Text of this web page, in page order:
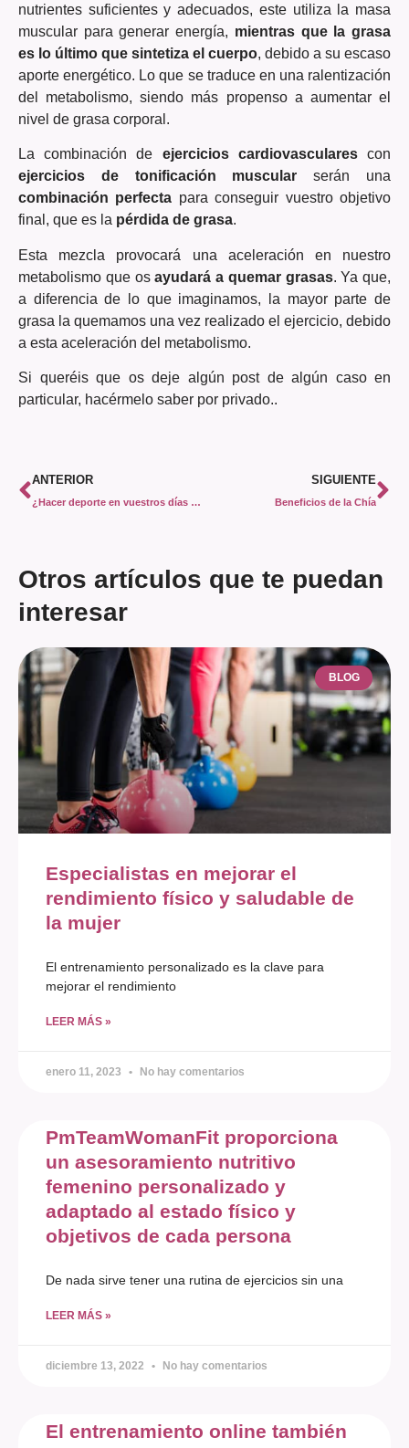
nutrientes suficientes y adecuados, este utiliza la masa
muscular para generar energía, mientras que la grasa
es lo último que sintetiza el cuerpo, debido a su escaso
aporte energético. Lo que se traduce en una ralentización
del metabolismo, siendo más propenso a aumentar el
nivel de grasa corporal.
La combinación de ejercicios cardiovascularescon
ejercicios de tonificación muscular serán una
combinación perfecta para conseguir vuestro objetivo
final, que es la pérdida de grasa.
Esta mezcla provocará una aceleración en nuestro
metabolismo que osayudará a quemar grasas. Ya que,
a diferencia de lo que imaginamos, la mayor parte de
grasa la quemamos una vez realizado el ejercicio, debido
a esta aceleración del metabolismo.
Si queréis que os deje algún post de algún caso en
particular, hacérmelo saber por privado..
ANTERIOR
¿Hacer deporte en vuestros días de menstruación?
SIGUIENTE
Beneficios de la Chía
Otros artículos que te puedan
interesar
BLOG
Especialistas en mejorar el
rendimiento físico y saludable de
la mujer
El entrenamiento personalizado es la clave para
mejorar el rendimiento
LEER MÁS »
enero 11, 2023 No hay comentarios
PmTeamWomanFit proporciona
un asesoramiento nutritivo
femenino personalizado y
adaptado al estado físico y
objetivos de cada persona
De nada sirve tener una rutina de ejercicios sin una
LEER MÁS »
diciembre 13, 2022 No hay comentarios
El entrenamiento online también